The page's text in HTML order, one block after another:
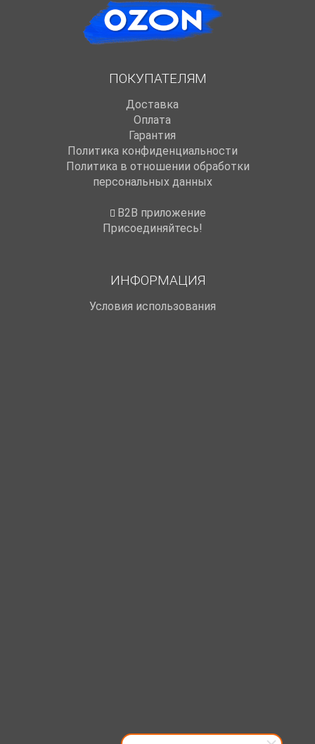
ПОКУПАТЕЛЯМ
Доставка
Оплата
Гарантия
Политика конфиденциальности
Политика в отношении обработки
персональных данных
B2B приложение
Присоединяйтесь!
ИНФОРМАЦИЯ
Условия использования